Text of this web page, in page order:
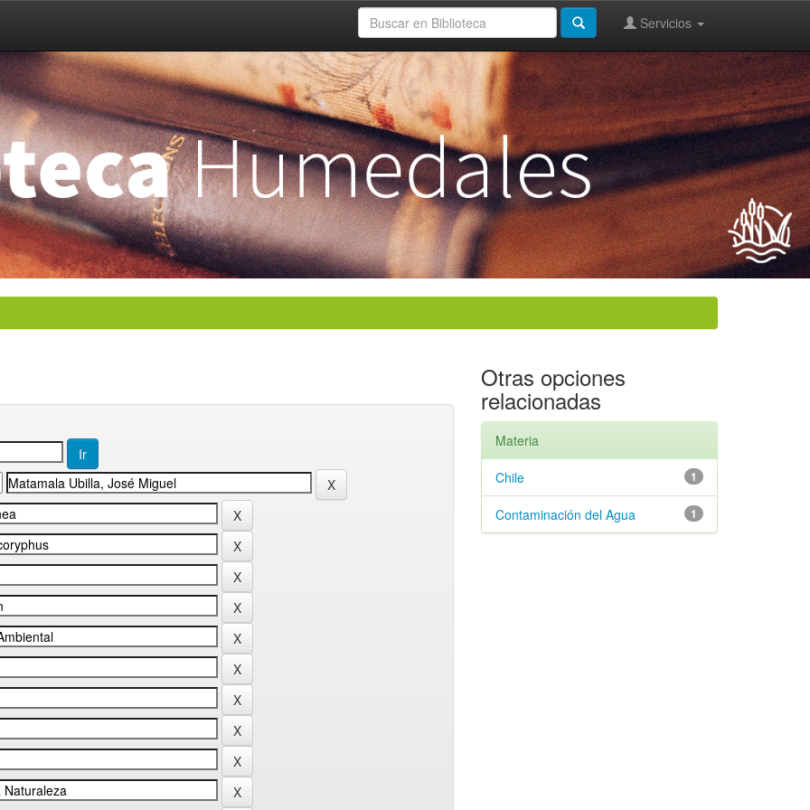
Servicios
Otras opciones
relacionadas
Materia
1
Chile
1
Contaminación del Agua